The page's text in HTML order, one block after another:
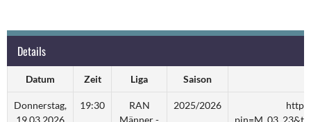
Details
Datum Zeit Liga Saison
Donnerstag,
19.03.2026
19:30
RAN
Männer -
2025/2026